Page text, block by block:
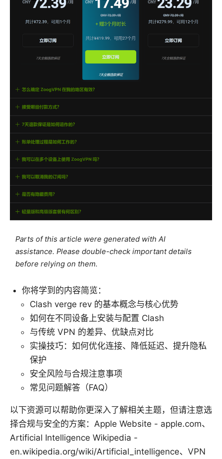
Parts of this article were generated with AI
assistance. Please double-check important details
before relying on them.
你将学到的内容简览：
Clash verge rev 的基本概念与核心优势
如何在不同设备上安装与配置 Clash
与传统 VPN 的差异、优缺点对比
实操技巧：如何优化连接、降低延迟、提升隐私
保护
安全风险与合规注意事项
常见问题解答（FAQ）
以下资源可以帮助你更深入了解相关主题，但请注意选
择合规与安全的方案：Apple Website - apple.com、
Artificial Intelligence Wikipedia -
en.wikipedia.org/wiki/Artificial_intelligence、VPN